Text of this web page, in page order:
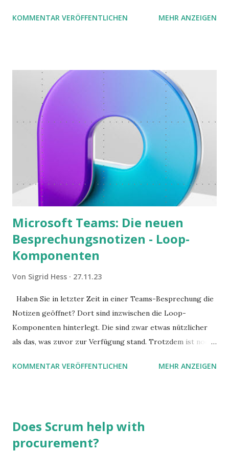
möchte. Darin habe ich zwei gute Begründungen gefunden,
KOMMENTAR VERÖFFENTLICHEN MEHR ANZEIGEN
Microsoft Teams: Die neuen
Besprechungsnotizen - Loop-
Komponenten
Von Sigrid Hess 27.11.23
Haben Sie in letzter Zeit in einer Teams-Besprechung die
Notizen geöffnet? Dort sind inzwischen die Loop-
Komponenten hinterlegt. Die sind zwar etwas nützlicher
als das, was zuvor zur Verfügung stand. Trotzdem ist noch
Stolperfallen. Hier ein erster, kritischer Blick auf das was
KOMMENTAR VERÖFFENTLICHEN MEHR ANZEIGEN
Does Scrum help with
procurement?